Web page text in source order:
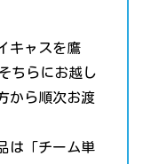
キャスを鷹
そちらにお越し
から順次お渡
は「チーム単